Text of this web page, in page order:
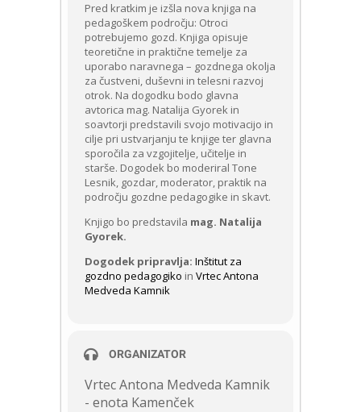
Pred kratkim je izšla nova knjiga na
pedagoškem področju: Otroci
potrebujemo gozd. Knjiga opisuje
teoretične in praktične temelje za
uporabo naravnega – gozdnega okolja
za čustveni, duševni in telesni razvoj
otrok. Na dogodku bodo glavna
avtorica mag. Natalija Gyorek in
soavtorji predstavili svojo motivacijo in
cilje pri ustvarjanju te knjige ter glavna
sporočila za vzgojitelje, učitelje in
starše. Dogodek bo moderiral Tone
Lesnik, gozdar, moderator, praktik na
področju gozdne pedagogike in skavt.
Knjigo bo predstavila mag. Natalija
Gyorek.
Dogodek pripravlja: Inštitut za
gozdno pedagogiko in Vrtec Antona
Medveda Kamnik
ORGANIZATOR
Vrtec Antona Medveda Kamnik
- enota Kamenček